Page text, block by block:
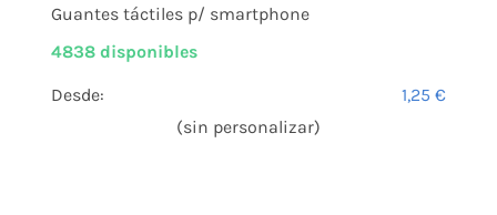
Guantes táctiles p/ smartphone
4838 disponibles
Desde: 1,25€
(sin personalizar)